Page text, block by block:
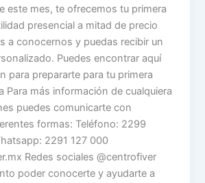
este mes, te ofrecemos tu primera
presencial a mitad de precio
a conocernos y puedas recibir un
Puedes encontrar aquí
para prepararte para tu primera
Para más información de cualquiera
puedes comunicarte con
formas: Teléfono: 2299
2291 127 000
Redes sociales @centrofiver
poder conocerte y ayudarte a